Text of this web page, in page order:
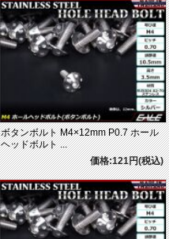
ボタンボルト M4×12mm P0.7 ホール
ヘッドボルト ...
価格:121円(税込)